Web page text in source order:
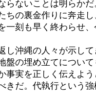
ないことは明らかだ
の裏金作りに奔走し
刻も早く終わらせ、
沖縄の人々が示して
の埋め立てについて
実を正しく伝えよう
だ。代執行という強